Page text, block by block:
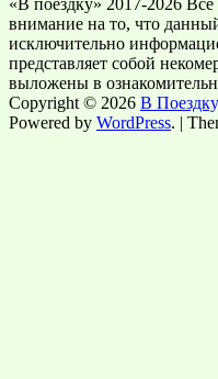
внимание на то, что
исключительно
представляет собой
выложены в
Copyright © 2026 В Поездку
Powered by WordPress. |